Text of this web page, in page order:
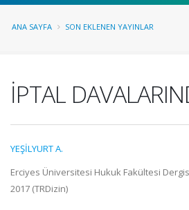
ANA SAYFA SON EKLENEN YAYINLAR
İPTAL
YEŞİLYURT A.
Erciyes Üniversitesi Hukuk Fakültesi
2017 (TRDizin)